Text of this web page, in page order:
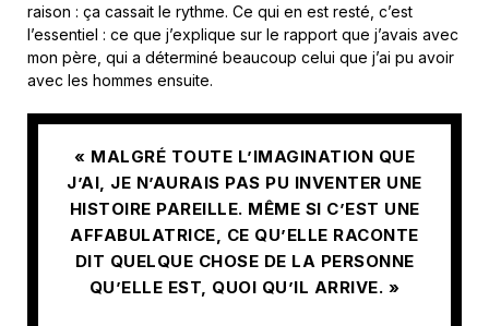
raison : ça cassait le rythme. Ce qui en est resté, c’est
l’essentiel : ce que j’explique sur le rapport que j’avais avec
mon père, qui a déterminé beaucoup celui que j’ai pu avoir
avec les hommes ensuite.
« MALGRÉ TOUTE L’IMAGINATION QUE
J’AI, JE N’AURAIS PAS PU INVENTER UNE
HISTOIRE PAREILLE. MÊME SI C’EST UNE
AFFABULATRICE, CE QU’ELLE RACONTE
DIT QUELQUE CHOSE DE LA PERSONNE
QU’ELLE EST, QUOI QU’IL ARRIVE. »